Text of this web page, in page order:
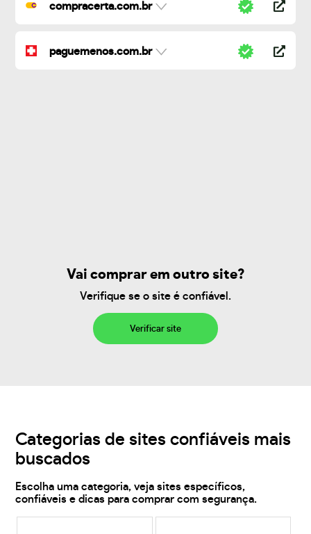
compracerta.com.br
paguemenos.com.br
Vai comprar em outro site?
Verifique se o site é confiável.
Verificar site
Categorias de sites confiáveis mais
buscados
Escolha uma categoria, veja sites específicos,
confiáveis e dicas para comprar com segurança.